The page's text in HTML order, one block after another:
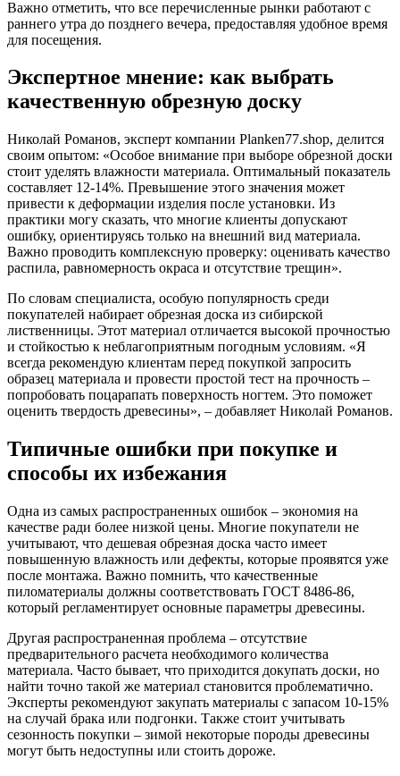
Важно отметить, что все перечисленные рынки работают с
раннего утра до позднего вечера, предоставляя удобное время
для посещения.
Экспертное мнение: как выбрать
качественную обрезную доску
Николай Романов, эксперт компании Planken77.shop, делится
своим опытом: «Особое внимание при выборе обрезной доски
стоит уделять влажности материала. Оптимальный показатель
составляет 12-14%. Превышение этого значения может
привести к деформации изделия после установки. Из
практики могу сказать, что многие клиенты допускают
ошибку, ориентируясь только на внешний вид материала.
Важно проводить комплексную проверку: оценивать качество
распила, равномерность окраса и отсутствие трещин».
По словам специалиста, особую популярность среди
покупателей набирает обрезная доска из сибирской
лиственницы. Этот материал отличается высокой прочностью
и стойкостью к неблагоприятным погодным условиям. «Я
всегда рекомендую клиентам перед покупкой запросить
образец материала и провести простой тест на прочность –
попробовать поцарапать поверхность ногтем. Это поможет
оценить твердость древесины», – добавляет Николай Романов.
Типичные ошибки при покупке и
способы их избежания
Одна из самых распространенных ошибок – экономия на
качестве ради более низкой цены. Многие покупатели не
учитывают, что дешевая обрезная доска часто имеет
повышенную влажность или дефекты, которые проявятся уже
после монтажа. Важно помнить, что качественные
пиломатериалы должны соответствовать ГОСТ 8486-86,
который регламентирует основные параметры древесины.
Другая распространенная проблема – отсутствие
предварительного расчета необходимого количества
материала. Часто бывает, что приходится докупать доски, но
найти точно такой же материал становится проблематично.
Эксперты рекомендуют закупать материалы с запасом 10-15%
на случай брака или подгонки. Также стоит учитывать
сезонность покупки – зимой некоторые породы древесины
могут быть недоступны или стоить дороже.